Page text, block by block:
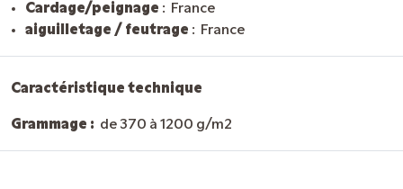
Cardage/peignage : France
aiguilletage / feutrage : France
Caractéristique technique
Grammage : de 370 à 1200 g/m2